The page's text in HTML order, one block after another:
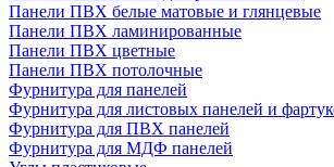
Панели ПВХ белые матовые и глянцевые
Панели ПВХ ламинированные
Панели ПВХ цветные
Панели ПВХ потолочные
Фурнитура для панелей
Фурнитура для листовых панелей и
Фурнитура для ПВХ панелей
Фурнитура для МДФ панелей